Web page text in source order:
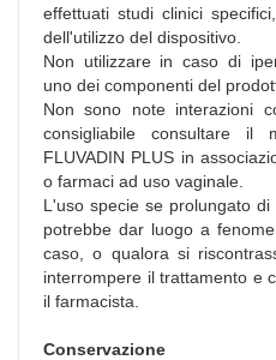
effettuati studi clinici
dell'utilizzo del dispositivo.
Non utilizzare in caso di
uno dei componenti del
Non sono note interazioni
consigliabile consultare il
FLUVADIN PLUS in
o farmaci ad uso vaginale.
L'uso specie se prolungato
potrebbe dar luogo a
caso, o qualora si
interrompere il trattamento e
il farmacista.
Conservazione